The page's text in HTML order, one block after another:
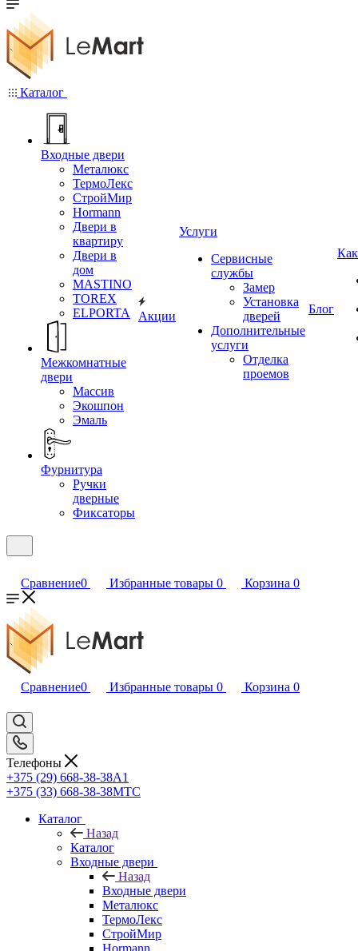
Каталог
Входные двери
Металюкс
ТермоЛекс
СтройМир
Hormann
Двери в
квартиру
Двери в
дом
MASTINO
TOREX
ELPORTA
Межкомнатные
двери
Массив
Экошпон
Эмаль
Фурнитура
Ручки
дверные
Фиксаторы
Акции
Услуги
Сервисные
службы
Замер
Установка
дверей
Дополнительные
услуги
Отделка
проемов
Блог
Сравнение0 Избранные товары 0 Корзина 0
Сравнение0 Избранные товары 0 Корзина 0
Телефоны
+375 (29) 668-38-38A1
+375 (33) 668-38-38МТС
Каталог
Назад
Каталог
Входные двери
Назад
Входные двери
Металюкс
ТермоЛекс
СтройМир
Hormann